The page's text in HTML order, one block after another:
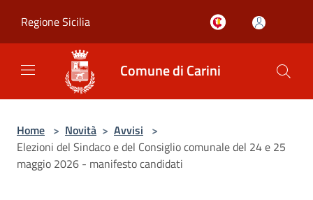
Regione Sicilia
Comune di Carini
Home > Novità > Avvisi >
Elezioni del Sindaco e del Consiglio comunale del 24 e 25
maggio 2026 - manifesto candidati